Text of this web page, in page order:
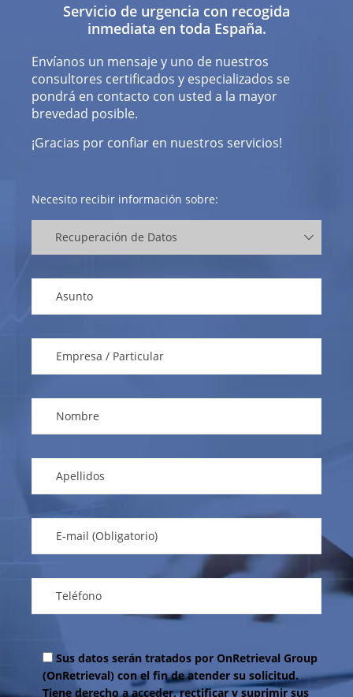
Servicio de urgencia con recogida
inmediata en toda España.
Envíanos un mensaje y uno de nuestros
consultores certificados y especializados se
pondrá en contacto con usted a la mayor
brevedad posible.
¡Gracias por confiar en nuestros servicios!
Necesito recibir información sobre:
Sus datos serán tratados por OnRetrieval Group
(OnRetrieval) con el fin de atender su solicitud.
Tiene derecho a acceder, rectificar y suprimir sus